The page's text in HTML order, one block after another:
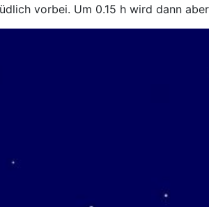
vorbei. Um 0.15 h wird dann